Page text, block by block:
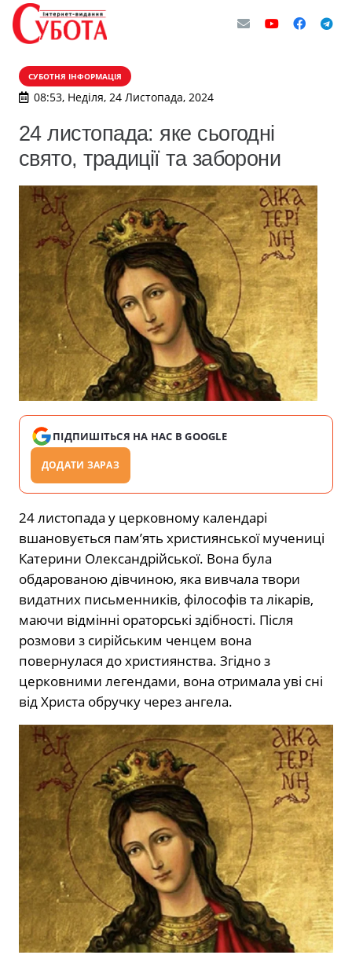
СУБОТНЯ ІНФОРМАЦІЯ
08:53, Неділя, 24 Листопада, 2024
24 листопада: яке сьогодні
свято, традиції та заборони
ПІДПИШІТЬСЯ НА НАС В GOOGLE
ДОДАТИ ЗАРАЗ
24 листопада у церковному календарі
вшановується пам’ять християнської мучениці
Катерини Олександрійської. Вона була
обдарованою дівчиною, яка вивчала твори
видатних письменників, філософів та лікарів,
маючи відмінні ораторські здібності. Після
розмови з сирійським ченцем вона
повернулася до християнства. Згідно з
церковними легендами, вона отримала уві сні
від Христа обручку через ангела.